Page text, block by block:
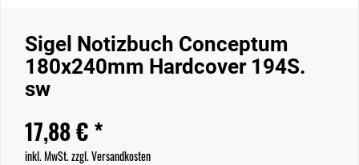
Sigel Notizbuch Conceptum
180x240mm Hardcover 194S.
sw
17,88 € *
inkl. MwSt.zzgl. Versandkosten